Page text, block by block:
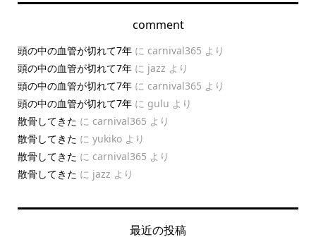
comment
頭の中の血管が切れて7年に carnival365 より
頭の中の血管が切れて7年に jazz より
頭の中の血管が切れて7年に carnival365 より
頭の中の血管が切れて7年に gulu より
散骨してきた に carnival365 より
散骨してきた に yukikoより
散骨してきた に carnival365 より
散骨してきた に jazz より
最近の投稿